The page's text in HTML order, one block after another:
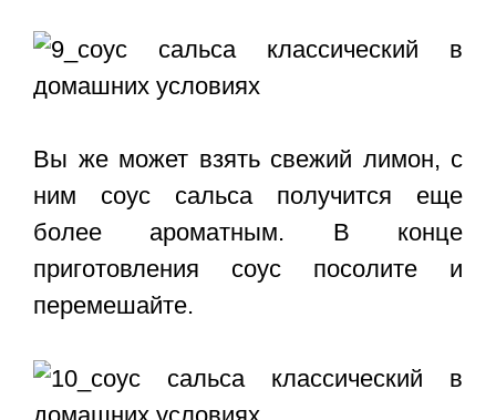
Вы же может взять свежий лимон, с
ним соус сальса получится еще
более ароматным. В конце
приготовления соус посолите и
перемешайте.